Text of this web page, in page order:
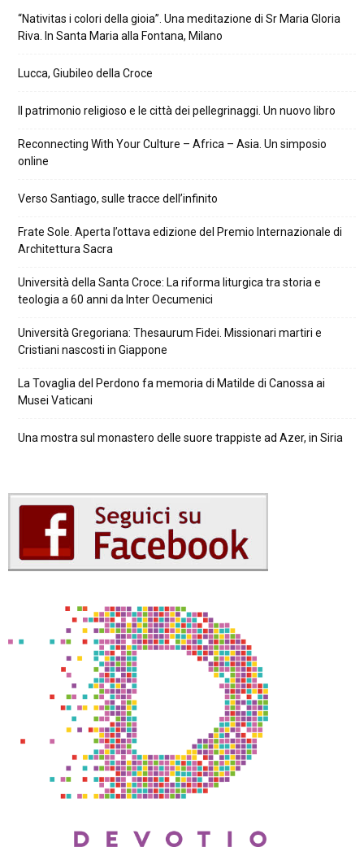
“Nativitas i colori della gioia”. Una meditazione di Sr Maria Gloria
Riva. In Santa Maria alla Fontana, Milano
Lucca, Giubileo della Croce
Il patrimonio religioso e le città dei pellegrinaggi. Un nuovo libro
Reconnecting With Your Culture – Africa – Asia. Un simposio
online
Verso Santiago, sulle tracce dell’infinito
Frate Sole. Aperta l’ottava edizione del Premio Internazionale di
Architettura Sacra
Università della Santa Croce: La riforma liturgica tra storia e
teologia a 60 anni da Inter Oecumenici
Università Gregoriana: Thesaurum Fidei. Missionari martiri e
Cristiani nascosti in Giappone
La Tovaglia del Perdono fa memoria di Matilde di Canossa ai
Musei Vaticani
Una mostra sul monastero delle suore trappiste ad Azer, in Siria